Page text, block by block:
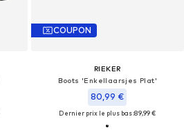
COUPON
RIEKER
Boots 'Enkellaarsjes Plat'
80,99 €
Dernier prix le plus bas :89,99 €